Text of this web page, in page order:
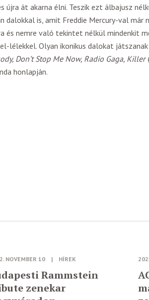
újra át akarna élni. Teszik ezt álbajusz
dalokkal is, amit Freddie Mercury-val
és nemre való tekintet nélkül mindenkit
lélekkel. Olyan ikonikus dalokat
Don’t Stop Me Now, Radio Gaga, Killer
honlapján.
NOVEMBER 10 | HÍREK
Rammstein
zenekar